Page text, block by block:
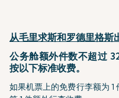
从毛里求斯和罗德里格斯
公务舱额外件数不超过
按以下标准收费。
如果机票上的免费行李额为 1